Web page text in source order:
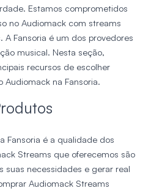
Estamos comprometidos
no Audiomack com streams
A Fansoria é um dos provedores
musical. Nesta seção,
recursos de escolher
na Fansoria.
Fansoria é a qualidade dos
Streams que oferecemos são
suas necessidades e gerar real
Audiomack Streams